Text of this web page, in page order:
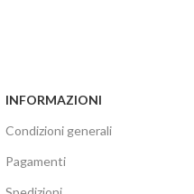
INFORMAZIONI
Condizioni generali
Pagamenti